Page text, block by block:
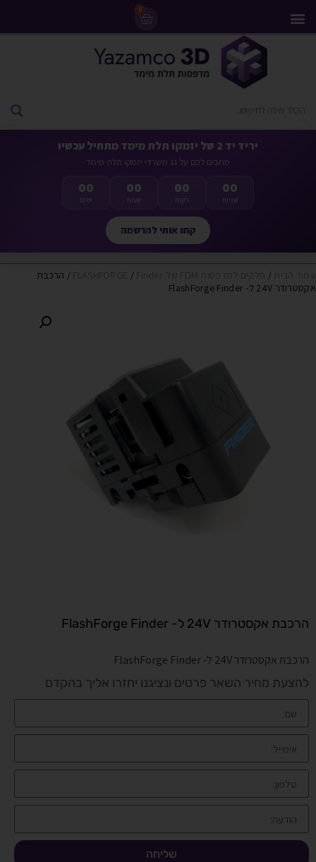
0
יריד יד 2 של יזמקו תלת מימד מתחיל עכשיו
מחכים לכם על גג משרדי יזמקו תלת מימד
00
ימים
00
שעות
00
דקות
00
שניות
קחו אותי להרשמה
/
/
/ הרכבת
אקסטרודר 24V ל- FlashForge Finder
הרכבת אקסטרודר 24V ל- FlashForge Finder
הרכבת אקסטרודר 24V ל- FlashForge Finder
להצעת מחיר השאר פרטים ונציגנו יחזרו אליך בהקדם
שליחה